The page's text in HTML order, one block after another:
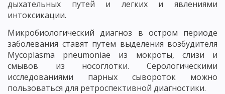
дыхательных путей и легких и явлениями
интоксикации.
Микробиологический диагноз в остром периоде
заболевания ставят путем выделения возбудителя
Mycoplasma pneumoniae из мокроты, слизи и
смывов из носоглотки. Серологическими
исследованиями парных сывороток можно
пользоваться для ретроспективной диагностики.